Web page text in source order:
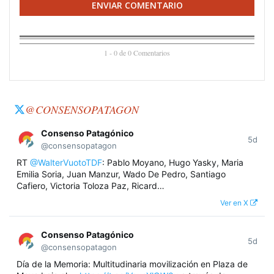
ENVIAR COMENTARIO
1 - 0 de 0 Comentarios
@CONSENSOPATAGON
Consenso Patagónico
@consensopatagon
5d
RT @WalterVuotoTDF: Pablo Moyano, Hugo Yasky, Maria
Emilia Soria, Juan Manzur, Wado De Pedro, Santiago
Cafiero, Victoria Toloza Paz, Ricard…
Ver en X
Consenso Patagónico
@consensopatagon
5d
Día de la Memoria: Multitudinaria movilización en Plaza de